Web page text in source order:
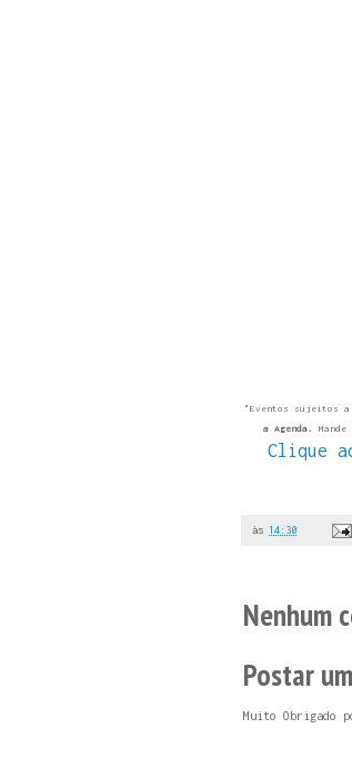
"Eventos sujeitos
a Agenda.
Clique
às 14:30
Nenhum
Postar
Muito Obrigado